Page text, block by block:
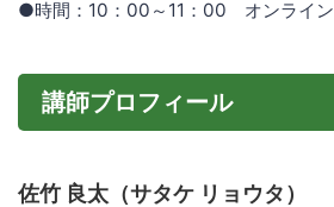
●時間：10：00～11：00 オンライン
講師プロフィール
佐竹 良太（サタケ リョウタ）